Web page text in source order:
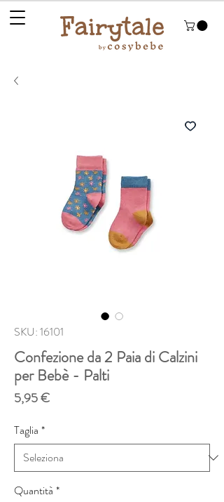
SKU: 16101
Confezione da 2 Paia di Calzini
per Bebè - Palti
5,95 €Prezzo
Taglia *
Quantità *